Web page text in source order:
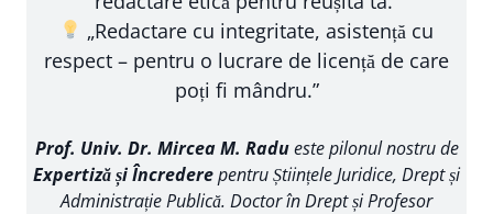
„Redactare cu integritate, asistență cu
respect – pentru o lucrare de licență de care
poți fi mândru.”
Prof. Univ. Dr. Mircea M. Radueste pilonul nostru de
Expertiză și Încrederepentru Științele Juridice, Drept și
Administrație Publică. Doctor în Drept și Profesor